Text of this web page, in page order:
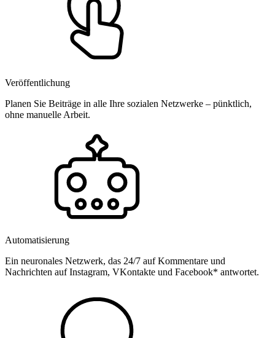
Veröffentlichung
Planen Sie Beiträge in alle Ihre sozialen Netzwerke – pünktlich,
ohne manuelle Arbeit.
Automatisierung
Ein neuronales Netzwerk, das 24/7 auf Kommentare und
Nachrichten auf Instagram, VKontakte und Facebook* antwortet.